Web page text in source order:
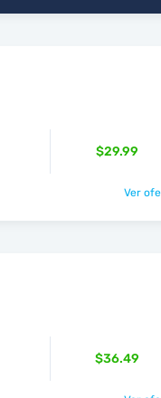
$29.99
Ver
$36.49